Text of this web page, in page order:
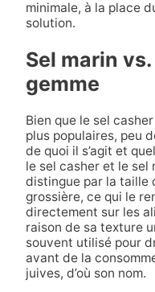
minimale, à la place
solution.
Sel marin
gemme
Bien que le sel
plus populaires, peu
de quoi il s’agit et
le sel casher et le sel
distingue par la taille
grossière, ce qui le
directement sur les
raison de sa texture
souvent utilisé pour
avant de la
juives, d’où son nom.